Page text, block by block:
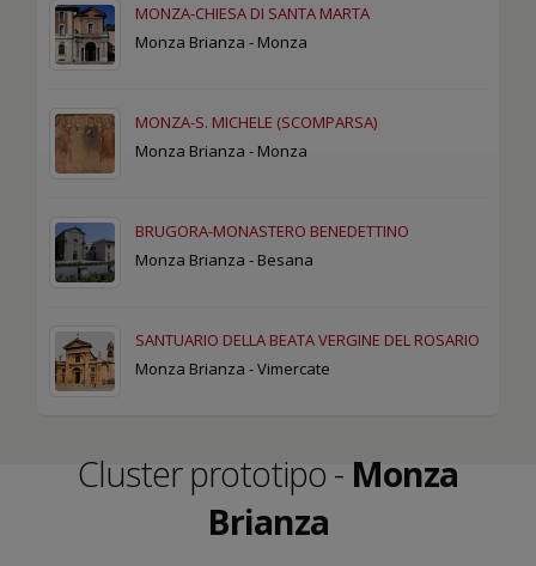
MONZA-CHIESA DI SANTA MARTA
Monza Brianza - Monza
MONZA-S. MICHELE (SCOMPARSA)
Monza Brianza - Monza
BRUGORA-MONASTERO BENEDETTINO
Monza Brianza - Besana
SANTUARIO DELLA BEATA VERGINE DEL ROSARIO
Monza Brianza - Vimercate
Cluster prototipo - Monza
Brianza